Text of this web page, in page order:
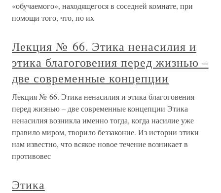
«обучаемого», находящегося в соседней комнате, при
помощи того, что, по их
Лекция № 66. Этика ненасилия и
этика благоговения перед жизнью –
две современные концепции
Лекция № 66. Этика ненасилия и этика благоговения
перед жизнью – две современные концепции Этика
ненасилия возникла именно тогда, когда насилие уже
правило миром, творило беззаконие. Из истории этики
нам известно, что всякое новое течение возникает в
противовес
Этика